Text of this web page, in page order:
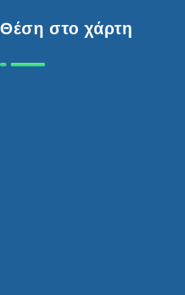
Θέση στο χάρτη